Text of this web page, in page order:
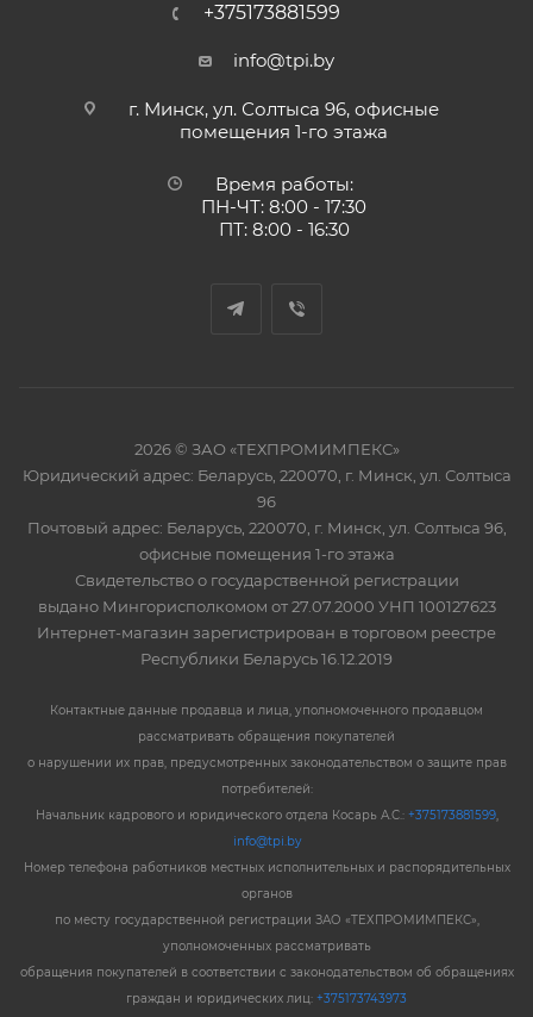
+375173881599
info@tpi.by
г. Минск, ул. Солтыса 96, офисные
помещения 1-го этажа
Время работы:
ПН-ЧТ: 8:00 - 17:30
ПТ: 8:00 - 16:30
2026 © ЗАО «ТЕХПРОМИМПЕКС»
Юридический адрес: Беларусь, 220070, г. Минск, ул. Солтыса
96
Почтовый адрес: Беларусь, 220070, г. Минск, ул. Солтыса 96,
офисные помещения 1-го этажа
Свидетельство о государственной регистрации
выдано Мингорисполкомом от 27.07.2000 УНП 100127623
Интернет-магазин зарегистрирован в торговом реестре
Республики Беларусь 16.12.2019
Контактные данные продавца и лица, уполномоченного продавцом
рассматривать обращения покупателей
о нарушении их прав, предусмотренных законодательством о защите прав
потребителей:
Начальник кадрового и юридического отдела Косарь А.С.: +375173881599,
info@tpi.by
Номер телефона работников местных исполнительных и распорядительных
органов
по месту государственной регистрации ЗАО «ТЕХПРОМИМПЕКС»,
уполномоченных рассматривать
обращения покупателей в соответствии с законодательством об обращениях
граждан и юридических лиц: +375173743973